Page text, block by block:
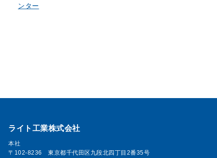
ンター
ライト工業株式会社
本社
〒102-8236 東京都千代田区九段北四丁目2番35号